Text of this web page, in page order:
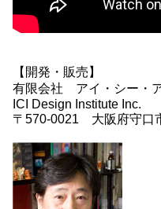
【開発・販売】
有限会社 アイ・シー・
ICI Design Institute Inc.
〒570-0021 大阪府守口